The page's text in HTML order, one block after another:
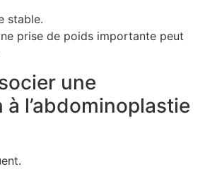
stable.
prise de poids importante peut
une
l’abdominoplastie